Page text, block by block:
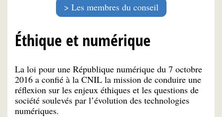
Les membres du conseil
Éthique et numérique
La loi pour une République numérique du 7 octobre
2016 a confié à la CNIL la mission de conduire une
réflexion sur les enjeux éthiques et les questions de
société soulevés par l’évolution des technologies
numériques.